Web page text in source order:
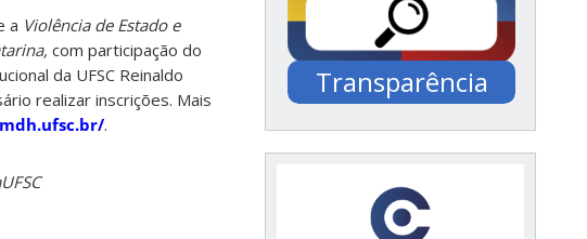
a Violência de Estado e
com participação do
da UFSC Reinaldo
realizar inscrições. Mais
.
Transparência
Documentação /
Financeiro / Compras